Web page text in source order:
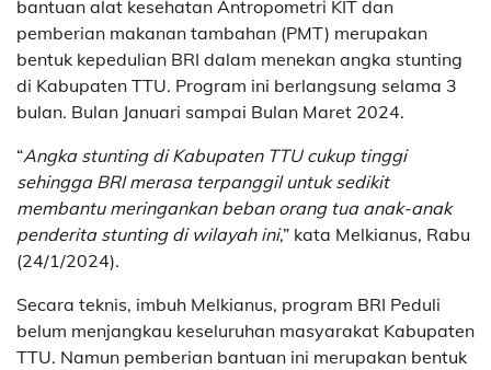
bantuan alat kesehatan Antropometri KIT dan
pemberian makanan tambahan (PMT) merupakan
bentuk kepedulian BRI dalam menekan angka stunting
di Kabupaten TTU. Program ini berlangsung selama 3
bulan. Bulan Januari sampai Bulan Maret 2024.
“Angka stunting di Kabupaten TTU cukup tinggi
sehingga BRI merasa terpanggil untuk sedikit
membantu meringankan beban orang tua anak-anak
penderita stunting di wilayah ini,” kata Melkianus, Rabu
(24/1/2024).
Secara teknis, imbuh Melkianus, program BRI Peduli
belum menjangkau keseluruhan masyarakat Kabupaten
TTU. Namun pemberian bantuan ini merupakan bentuk